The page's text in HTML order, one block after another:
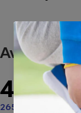
Avis
4.7sur 5
265 avis